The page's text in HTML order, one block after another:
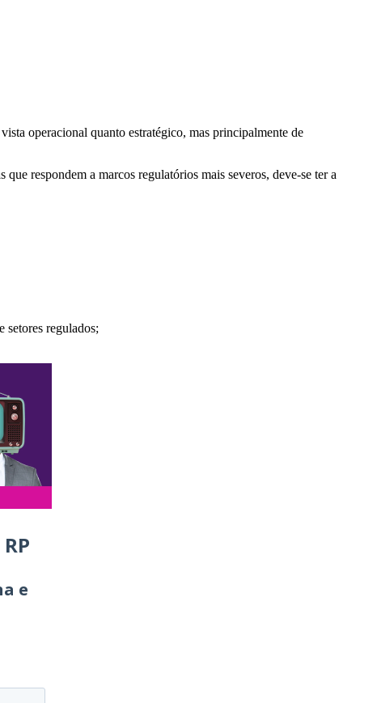
operacional quanto estratégico, mas principalmente de
que respondem a marcos regulatórios mais severos, deve-se ter a
setores regulados;